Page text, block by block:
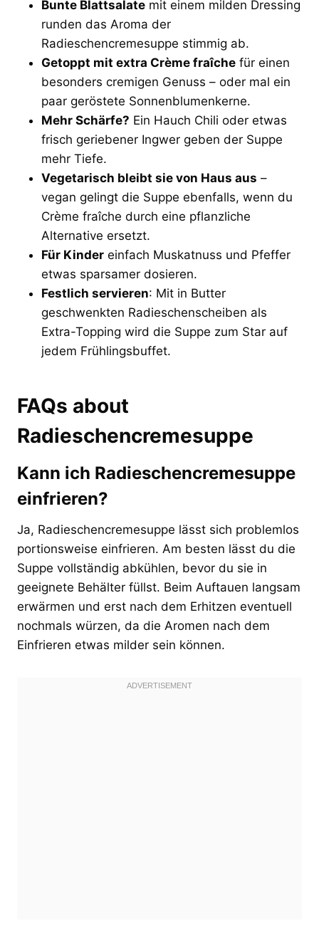
Bunte Blattsalate mit einem milden Dressing
runden das Aroma der
Radieschencremesuppe stimmig ab.
Getoppt mit extra Crème fraîche für einen
besonders cremigen Genuss – oder mal ein
paar geröstete Sonnenblumenkerne.
Mehr Schärfe? Ein Hauch Chili oder etwas
frisch geriebener Ingwer geben der Suppe
mehr Tiefe.
Vegetarisch bleibt sie von Haus aus –
vegan gelingt die Suppe ebenfalls, wenn du
Crème fraîche durch eine pflanzliche
Alternative ersetzt.
Für Kinder einfach Muskatnuss und Pfeffer
etwas sparsamer dosieren.
Festlich servieren: Mit in Butter
geschwenkten Radieschenscheiben als
Extra-Topping wird die Suppe zum Star auf
jedem Frühlingsbuffet.
FAQs about
Radieschencremesuppe
Kann ich Radieschencremesuppe
einfrieren?
Ja, Radieschencremesuppe lässt sich problemlos
portionsweise einfrieren. Am besten lässt du die
Suppe vollständig abkühlen, bevor du sie in
geeignete Behälter füllst. Beim Auftauen langsam
erwärmen und erst nach dem Erhitzen eventuell
nochmals würzen, da die Aromen nach dem
Einfrieren etwas milder sein können.